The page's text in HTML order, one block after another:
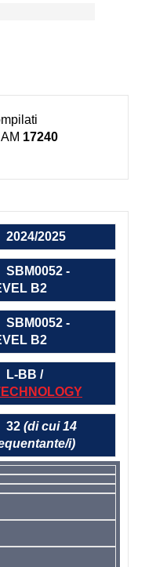
17240
2024/2025
SBM0052 -
B2
SBM0052 -
B2
L-BB /
32 (di cui 14
i)